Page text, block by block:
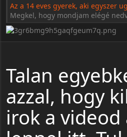
Az a 14 eves gyerek, aki egyszer
Megkel, hogy mondjam elégé
Talan
azzal, hogy
irok a